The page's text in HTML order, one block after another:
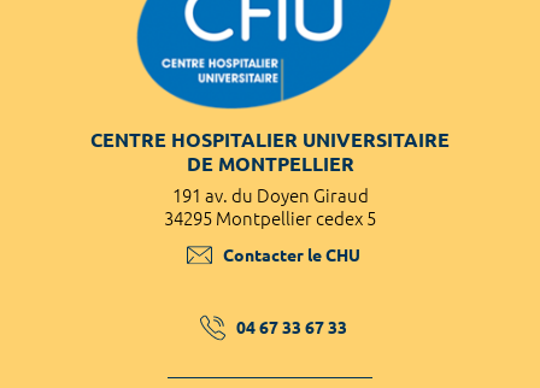
CENTRE HOSPITALIER UNIVERSITAIRE
DE MONTPELLIER
191 av. du Doyen Giraud
34295 Montpellier cedex 5
Contacter le CHU
04 67 33 67 33